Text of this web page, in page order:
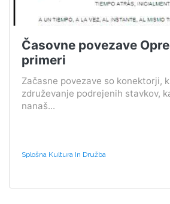
Časovne povezave
primeri
Začasne povezave so konektorji,
združevanje podrejenih stavkov,
nanaš...
Splošna Kultura In Družba